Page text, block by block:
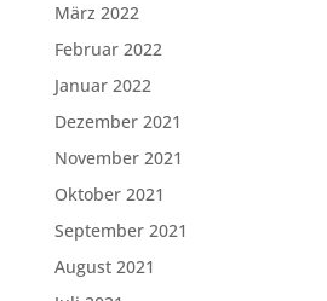
März 2022
Februar 2022
Januar 2022
Dezember 2021
November 2021
Oktober 2021
September 2021
August 2021